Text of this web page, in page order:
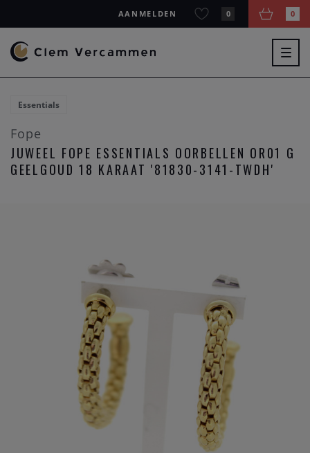
AANMELDEN 0 0
Essentials
Fope
JUWEEL FOPE ESSENTIALS OORBELLEN OR01 G
GEELGOUD 18 KARAAT '81830-3141-TWDH'